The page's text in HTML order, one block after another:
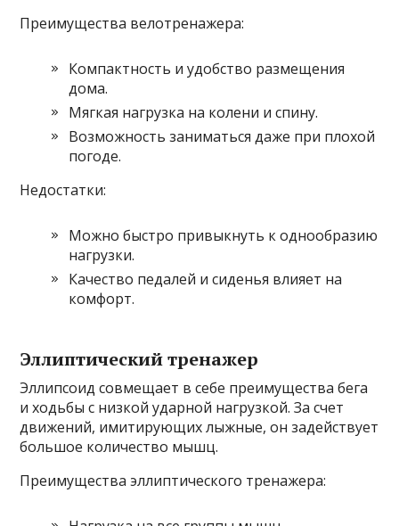
Преимущества велотренажера:
Компактность и удобство размещения
дома.
Мягкая нагрузка на колени и спину.
Возможность заниматься даже при плохой
погоде.
Недостатки:
Можно быстро привыкнуть к однообразию
нагрузки.
Качество педалей и сиденья влияет на
комфорт.
Эллиптический тренажер
Эллипсоид совмещает в себе преимущества бега
и ходьбы с низкой ударной нагрузкой. За счет
движений, имитирующих лыжные, он задействует
большое количество мышц.
Преимущества эллиптического тренажера: